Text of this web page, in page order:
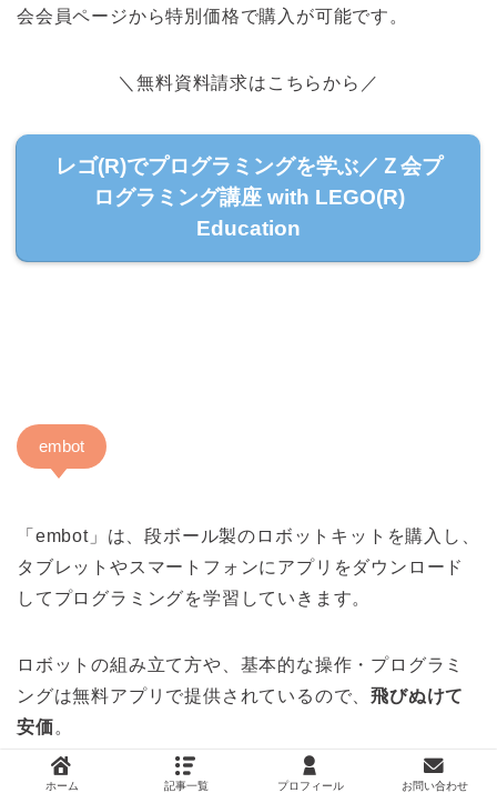
会会員ページから特別価格で購入が可能です。
＼無料資料請求はこちらから／
レゴ(R)でプログラミングを学ぶ／Ｚ会プ
ログラミング講座 with LEGO(R)
Education
embot
「embot」は、段ボール製のロボットキットを購入し、
タブレットやスマートフォンにアプリをダウンロード
してプログラミングを学習していきます。
ロボットの組み立て方や、基本的な操作・プログラミ
ングは無料アプリで提供されているので、飛びぬけて
安価。
無料提供されている情報以上のことをしたい場合、
ホーム 記事一覧 プロフィール お問い合わせ